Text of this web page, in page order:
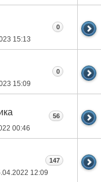
15:13
0
15:09
0
00:46
56
12:09
147